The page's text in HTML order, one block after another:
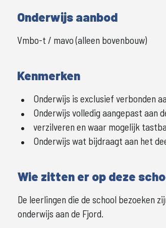
Onderwijs aanbod
Vmbo-t / mavo (alleen bovenbouw)
Kenmerken
Onderwijs is exclusief verbonden
Onderwijs volledig aangepast aan
verzilveren en waar mogelijk
Onderwijs wat bijdraagt aan het
Wie zitten er op deze
De leerlingen die de school bezoeken
onderwijs aan de Fjord.